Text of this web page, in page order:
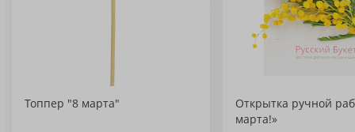
Топпер "8 марта"
Открытка ручной
марта!»